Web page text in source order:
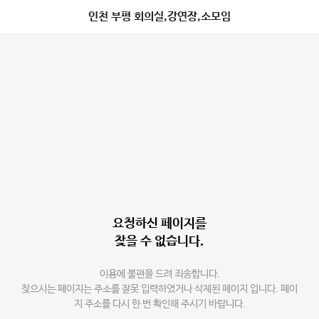
인천 부평 회의실,강연장,소모임
요청하신 페이지를
찾을 수 없습니다.
이용에 불편을 드려 죄송합니다.
찾으시는 페이지는 주소를 잘못 입력하였거나 삭제된 페이지 입니다. 페이
지 주소를 다시 한 번 확인해 주시기 바랍니다.